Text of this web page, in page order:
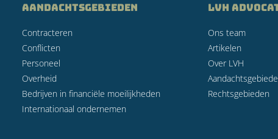
AANDACHTSGEBIEDEN
Contracteren
Conflicten
Personeel
Overheid
Bedrijven in financiële moeilijkheden
Internationaal ondernemen
LVH
Ons team
Artikelen
Over LVH
Rechtsgebieden